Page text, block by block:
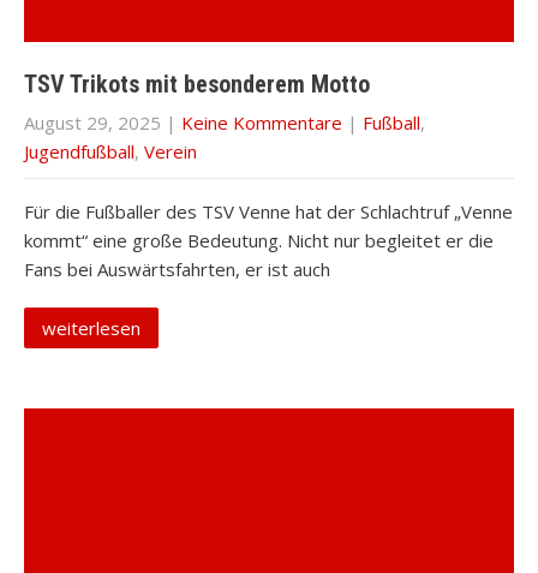
TSV Trikots mit besonderem Motto
August 29, 2025 | Keine Kommentare | Fußball,
Jugendfußball, Verein
Für die Fußballer des TSV Venne hat der Schlachtruf „Venne
kommt“ eine große Bedeutung. Nicht nur begleitet er die
Fans bei Auswärtsfahrten, er ist auch
weiterlesen